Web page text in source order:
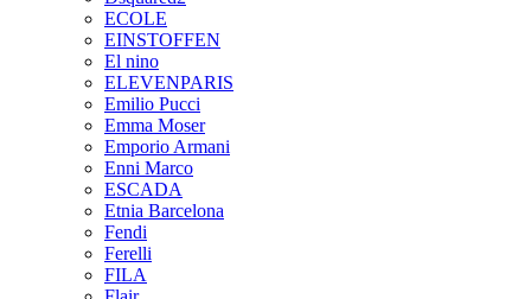
ECOLE
EINSTOFFEN
El nino
ELEVENPARIS
Emilio Pucci
Emma Moser
Emporio Armani
Enni Marco
ESCADA
Etnia Barcelona
Fendi
Ferelli
FILA